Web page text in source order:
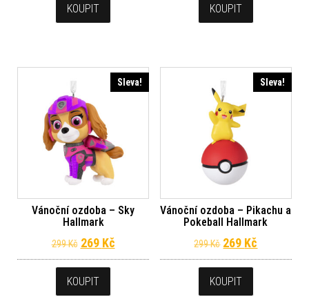
KOUPIT KOUPIT
Sleva!
Vánoční ozdoba – Sky
Hallmark
299Kč Původní cena byla: 299 Kč.
269 KčAktuální cena je: 269 Kč.
KOUPIT
Sleva!
Vánoční ozdoba – Pikachu a
Pokeball Hallmark
299Kč Původní cena
269 Kč
KOUPIT